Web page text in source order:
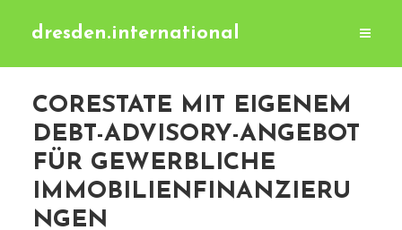
dresden.international
CORESTATE MIT EIGENEM
DEBT-ADVISORY-ANGEBOT
FÜR GEWERBLICHE
IMMOBILIENFINANZIERU
NGEN